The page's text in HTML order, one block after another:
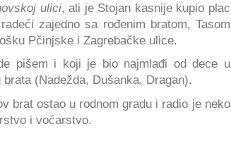
ulici, ali je Stojan kasnije kupio plac
zajedno sa rođenim bratom, Tasom
Pčinjske i Zagrebačke ulice.
pišem i koji je bio najmlađi od dece u
(Nadežda, Dušanka, Dragan).
brat ostao u rodnom gradu i radio je neko
i voćarstvo.